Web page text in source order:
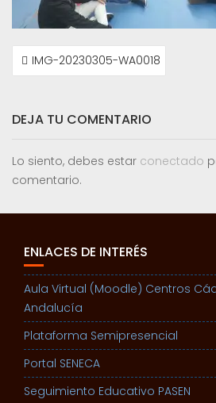
NAVEGACIÓN
DEIMG-20230305-WA0018
DEJA TU COMENTARIO
Lo siento, debes estar conectado
comentario.
ENLACES DE INTERÉS
Aula Virtual (Moodle) Centros
Andalucía
Plataforma Semipresencial
Portal SENECA
Seguimiento Educativo PASEN